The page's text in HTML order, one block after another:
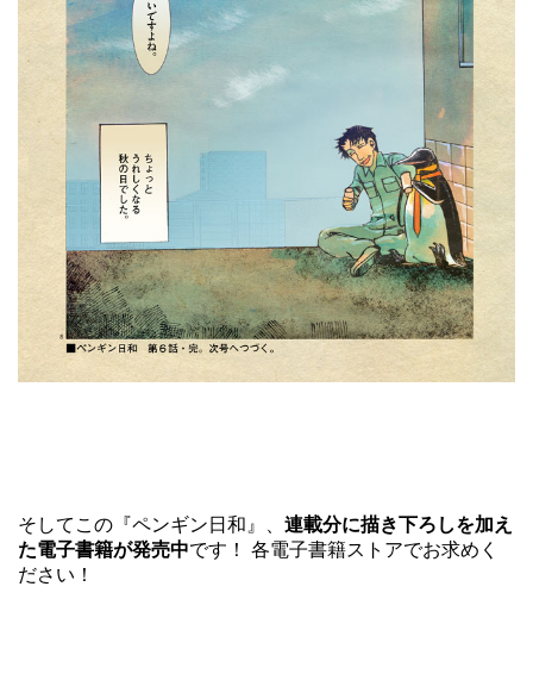
そしてこの『ペンギン日和』、 連載分に描き下ろしを加え
た電子書籍が発売中です！ 各電子書籍ストアでお求めく
ださい！